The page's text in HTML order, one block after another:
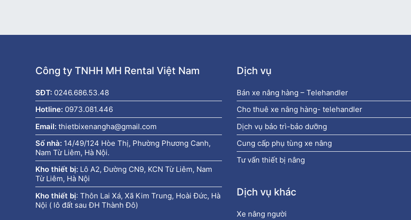
Công ty TNHH MH Rental Việt Nam
SĐT: 0246.686.53.48
Hotline: 0973.081.446
Email: thietbixenangha@gmail.com
Số nhà: 14/49/124 Hòe Thị, Phường Phương Canh,
Nam Từ Liêm, Hà Nội.
Kho thiết bị: Lô A2, Đường CN9, KCN Từ Liêm, Nam
Từ Liêm, Hà Nội
Kho thiết bị: Thôn Lai Xá, Xã Kim Trung, Hoài Đức, Hà
Nội ( lô đất sau ĐH Thành Đô)
Dịch vụ
Bán xe nâng hàng – Telehandler
Cho thuê xe nâng hàng- telehandler
Dịch vụ bảo trì-bảo dưỡng
Cung cấp phụ tùng xe nâng
Tư vấn thiết bị nâng
Dịch vụ khác
Xe nâng người